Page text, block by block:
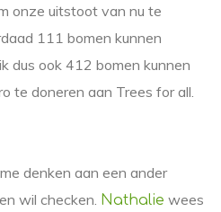
onze uitstoot van nu te
111 bomen kunnen
dus ook 412 bomen kunnen
te doneren aan Trees for all.
denken aan een ander
wil checken. Nathalie wees